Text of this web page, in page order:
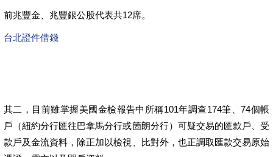
前兆豐金、兆豐銀公股代表共12席。
台北證件借錢
其二，目前雖掌握美國金檢報告中所稱101年調查174筆、74個帳
戶（紐約分行匯往巴拿馬分行或箇朗分行）可疑交易的匯款戶、受
款戶及金流資料，除正加以檢視、比對外，也正調取匯款交易原始